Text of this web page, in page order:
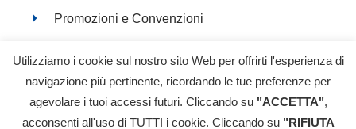
Promozioni e Convenzioni
Utilizziamo i cookie sul nostro sito Web per offrirti l'esperienza di
navigazione più pertinente, ricordando le tue preferenze per
agevolare i tuoi accessi futuri. Cliccando su "ACCETTA",
acconsenti all'uso di TUTTI i cookie. Cliccando su "RIFIUTA